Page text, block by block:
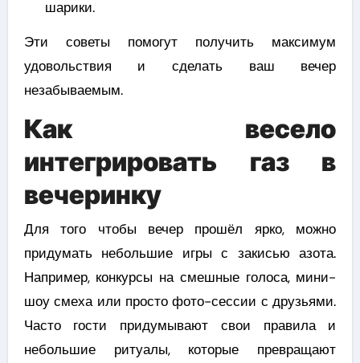
шарики.
Эти советы помогут получить максимум
удовольствия и сделать ваш вечер
незабываемым.
Как весело
интегрировать газ в
вечеринку
Для того чтобы вечер прошёл ярко, можно
придумать небольшие игры с закисью азота.
Например, конкурсы на смешные голоса, мини-
шоу смеха или просто фото-сессии с друзьями.
Часто гости придумывают свои правила и
небольшие ритуалы, которые превращают